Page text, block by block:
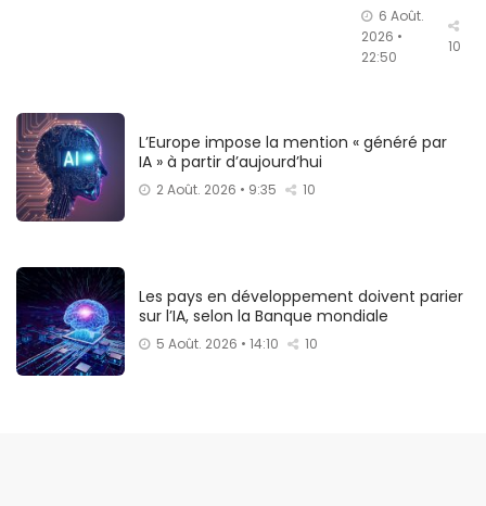
6 Août.
2026 •
22:50
10
L’Europe impose la mention « généré par
IA » à partir d’aujourd’hui
2 Août. 2026 • 9:35 10
Les pays en développement doivent parier
sur l’IA, selon la Banque mondiale
5 Août. 2026 • 14:10 10